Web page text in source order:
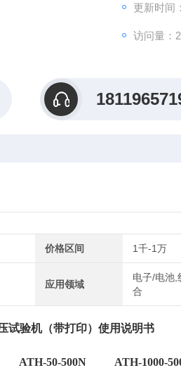
更新时间
访问量：
价格区间 1千-1万
应用领域
电子/电池,
合
试验机（带打印）使用说明书
50-500N ATH-1000-